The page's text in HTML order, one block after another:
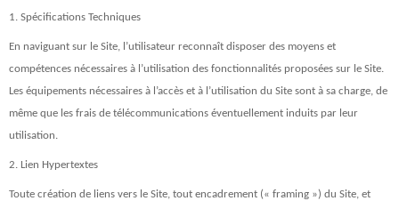
1. Spécifications Techniques
En naviguant sur le Site, l’utilisateur reconnaît disposer des moyens et
compétences nécessaires à l’utilisation des fonctionnalités proposées sur le Site.
Les équipements nécessaires à l’accès et à l’utilisation du Site sont à sa charge, de
même que les frais de télécommunications éventuellement induits par leur
utilisation.
2. Lien Hypertextes
Toute création de liens vers le Site, tout encadrement (« framing ») du Site, et